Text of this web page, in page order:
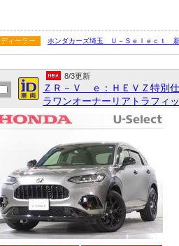
ディーラー ホンダカーズ埼玉 Ｕ－Ｓｅｌｅｃｔ
8/3更新
ＺＲ－Ｖ ｅ：ＨＥＶＺ特別
ラワンオーナーリアトラフィ